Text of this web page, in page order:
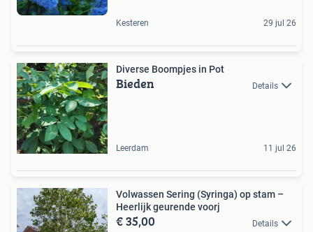
Kesteren 29 jul 26
Diverse Boompjes in Pot
Bieden Details
Leerdam 11 jul 26
Volwassen Sering (Syringa) op stam –
Heerlijk geurende voorj
€ 35,00 Details